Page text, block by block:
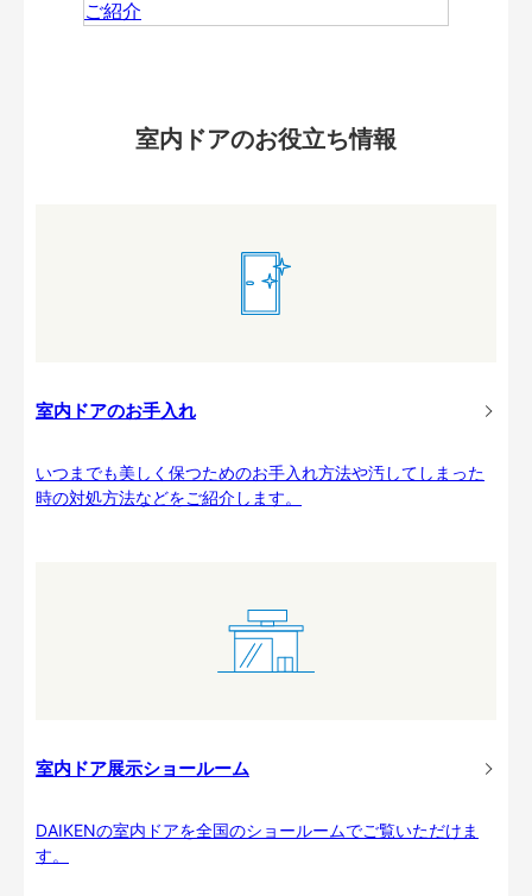
室内ドアのお役立ち情報
室内ドアのお手入れ
いつまでも美しく保つためのお手入れ方法や汚してしまった
時の対処方法などをご紹介します。
室内ドア展示ショールーム
DAIKENの室内ドアを全国のショールームでご覧いただけま
す。